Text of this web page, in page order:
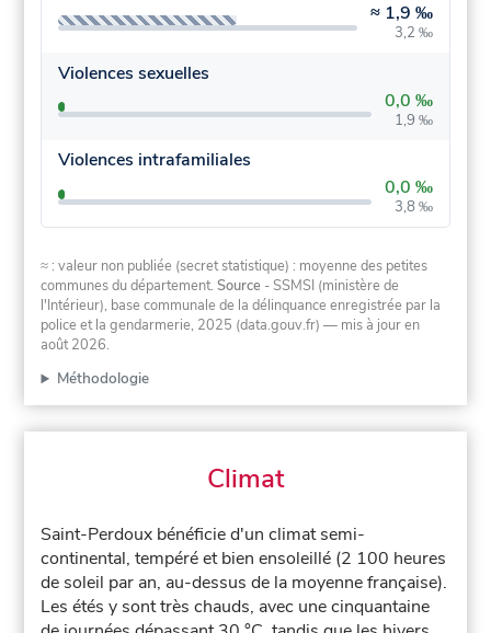
≈ 1,9 ‰
3,2 ‰
Violences sexuelles
0,0 ‰
1,9 ‰
Violences intrafamiliales
0,0 ‰
3,8 ‰
≈ : valeur non publiée (secret statistique) : moyenne des petites
communes du département.Source - SSMSI (ministère de
l'Intérieur), base communale de la délinquance enregistrée par la
police et la gendarmerie, 2025 (data.gouv.fr) — mis à jour en
août 2026.
Méthodologie
Climat
Saint-Perdoux bénéficie d'un climat semi-
continental, tempéré et bien ensoleillé (2 100 heures
de soleil par an, au-dessus de la moyenne française).
Les étés y sont très chauds, avec une cinquantaine